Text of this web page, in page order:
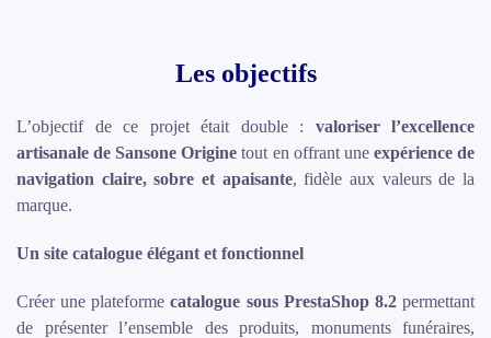
Les objectifs
L’objectif de ce projet était double : valoriser l’excellence
artisanale de Sansone Origine tout en offrant une expérience de
navigation claire, sobre et apaisante, fidèle aux valeurs de la
marque.
Un site catalogue élégant et fonctionnel
Créer une plateformecatalogue sous PrestaShop 8.2permettant
de présenter l’ensemble des produits, monuments funéraires,